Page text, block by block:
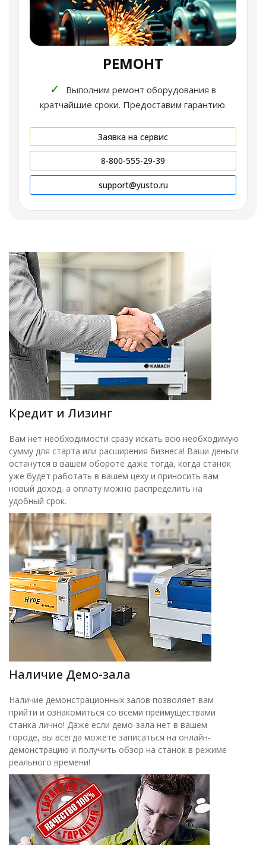
РЕМОНТ
✓
Выполним ремонт оборудования в
кратчайшие сроки. Предоставим гарантию.
Заявка на сервис
8-800-555-29-39
support@yusto.ru
Кредит и Лизинг
Вам нет необходимости сразу искать всю необходимую
сумму для старта или расширения бизнеса! Ваши деньги
останутся в вашем обороте даже тогда, когда станок
уже будет работать в вашем цеху и приносить вам
новый доход, а оплату можно распределить на
удобный срок.
Наличие Демо-зала
Наличие демонстрационных залов позволяет вам
прийти и ознакомиться со всеми преимуществами
станка лично! Даже если демо-зала нет в вашем
городе, вы всегда можете записаться на онлайн-
демонстрацию и получить обзор на станок в режиме
реального времени!